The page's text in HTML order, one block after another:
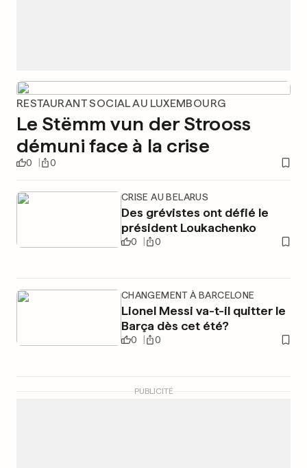
RESTAURANT SOCIAL AU LUXEMBOURG
Le Stëmm vun der Strooss
démuni face à la crise
0 0
CRISE AU BELARUS
Des grévistes ont défié le
président Loukachenko
0 0
CHANGEMENT À BARCELONE
Lionel Messi va-t-il quitter le
Barça dès cet été?
0 0
PUBLICITÉ